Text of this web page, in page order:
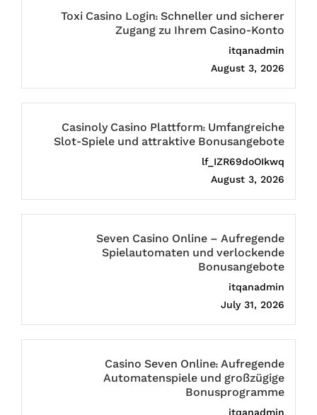
Toxi Casino Login: Schneller und sicherer
Zugang zu Ihrem Casino-Konto
itqanadmin
August 3, 2026
Casinoly Casino Plattform: Umfangreiche
Slot-Spiele und attraktive Bonusangebote
lf_IZR69doOIkwq
August 3, 2026
Seven Casino Online – Aufregende
Spielautomaten und verlockende
Bonusangebote
itqanadmin
July 31, 2026
Casino Seven Online: Aufregende
Automatenspiele und großzügige
Bonusprogramme
itqanadmin